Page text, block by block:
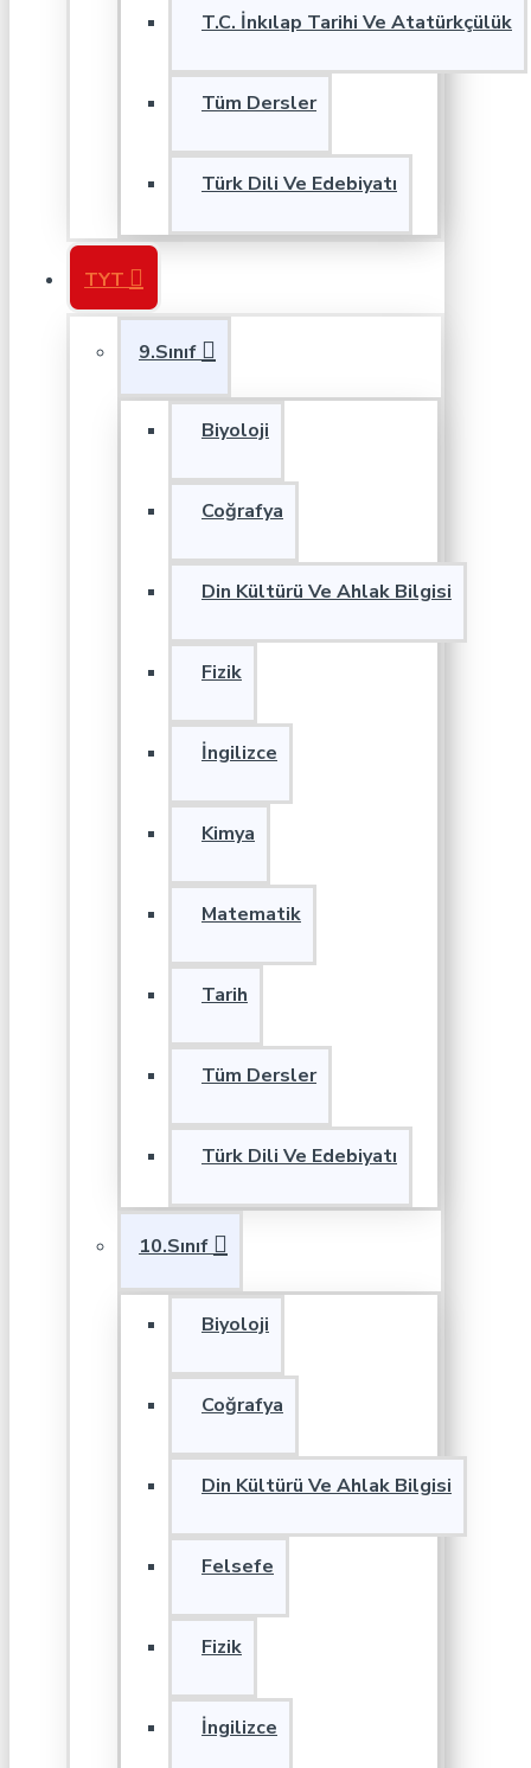
T.C. İnkılap Tarihi Ve Atatürkçülük
Tüm Dersler
Türk Dili Ve Edebiyatı
TYT
9.Sınıf
Biyoloji
Coğrafya
Din Kültürü Ve Ahlak Bilgisi
Fizik
İngilizce
Kimya
Matematik
Tarih
Tüm Dersler
Türk Dili Ve Edebiyatı
10.Sınıf
Biyoloji
Coğrafya
Din Kültürü Ve Ahlak Bilgisi
Felsefe
Fizik
İngilizce